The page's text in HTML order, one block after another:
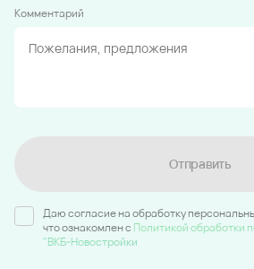
Комментарий
Отправить
Даю согласие на обработку
что ознакомлен c Политикой обработки
"ВКБ-Новостройки